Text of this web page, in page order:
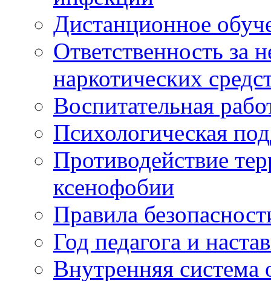
Дистанционное
Ответственность за
наркотических
Воспитательная
Психологическая
Противодействие
ксенофобии
Правила
Год педагога и
Внутренняя система